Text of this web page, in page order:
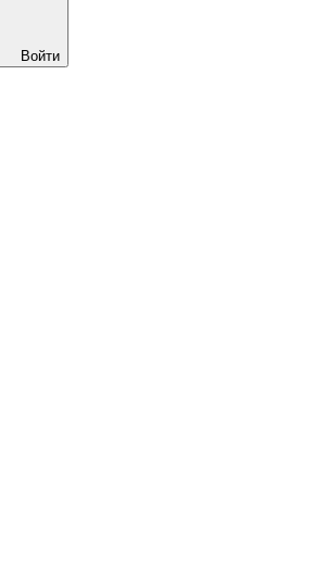
Войти